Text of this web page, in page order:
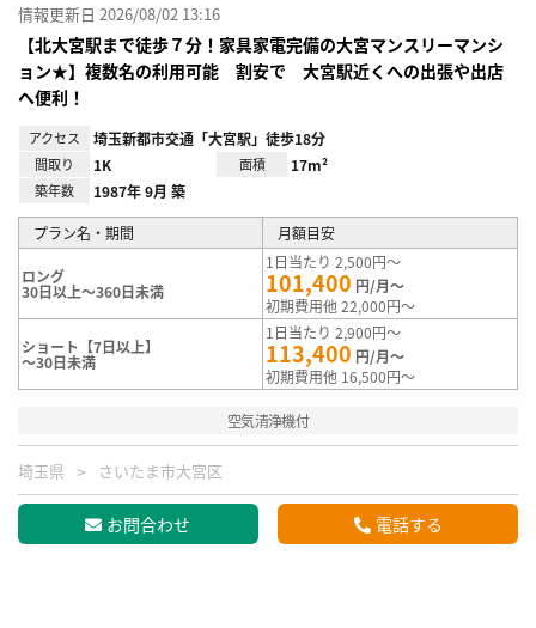
情報更新日 2026/08/02 13:16
【北大宮駅まで徒歩７分！家具家電完備の大宮マンスリーマンシ
ョン★】複数名の利用可能 割安で 大宮駅近くへの出張や出店
へ便利！
アクセス 埼玉新都市交通「大宮駅」徒歩18分
間取り 1K 面積 17m²
築年数 1987年 9月 築
プラン名・期間 月額目安
ロング
30日以上～360日未満
1日当たり 2,500円～
101,400 円/月～
初期費用他 22,000円～
ショート【7日以上】
～30日未満
1日当たり 2,900円～
113,400 円/月～
初期費用他 16,500円～
空気清浄機付
埼玉県 さいたま市大宮区
お問合わせ 電話する